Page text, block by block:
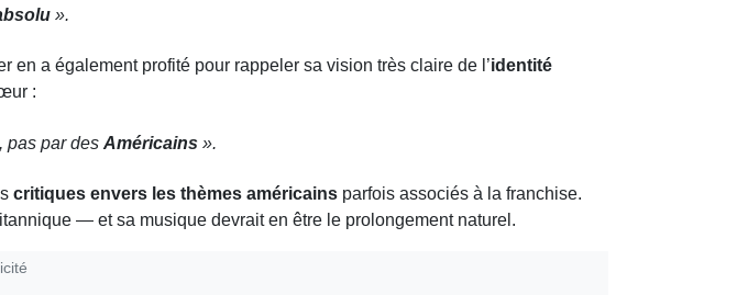
».
en a également profité pour rappeler sa vision très claire de l’identité
:
, pas par des Américains ».
critiques envers les thèmes américains parfois associés à la franchise.
— et sa musique devrait en être le prolongement naturel.